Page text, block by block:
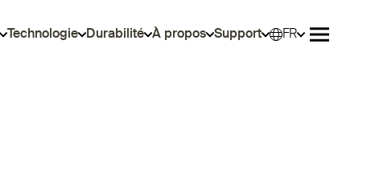
Technologie Durabilité À propos Support
FR